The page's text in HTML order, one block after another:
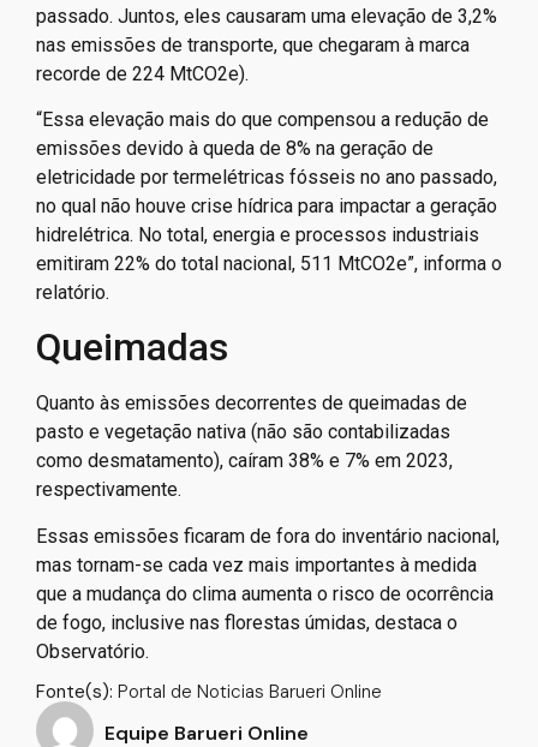
passado. Juntos, eles causaram uma elevação de 3,2%
nas emissões de transporte, que chegaram à marca
recorde de 224 MtCO2e).
“Essa elevação mais do que compensou a redução de
emissões devido à queda de 8% na geração de
eletricidade por termelétricas fósseis no ano passado,
no qual não houve crise hídrica para impactar a geração
hidrelétrica. No total, energia e processos industriais
emitiram 22% do total nacional, 511 MtCO2e”, informa o
relatório.
Queimadas
Quanto às emissões decorrentes de queimadas de
pasto e vegetação nativa (não são contabilizadas
como desmatamento), caíram 38% e 7% em 2023,
respectivamente.
Essas emissões ficaram de fora do inventário nacional,
mas tornam-se cada vez mais importantes à medida
que a mudança do clima aumenta o risco de ocorrência
de fogo, inclusive nas florestas úmidas, destaca o
Observatório.
Fonte(s): Portal de Noticias Barueri Online
Equipe Barueri Online